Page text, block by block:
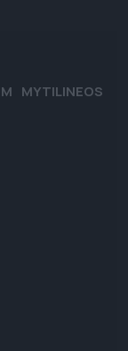
MYTILINEOS